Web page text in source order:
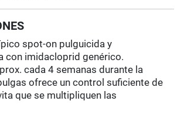
spot-on pulguicida y
con imidacloprid genérico.
cada 4 semanas durante la
ofrece un control suficiente de
que se multipliquen las